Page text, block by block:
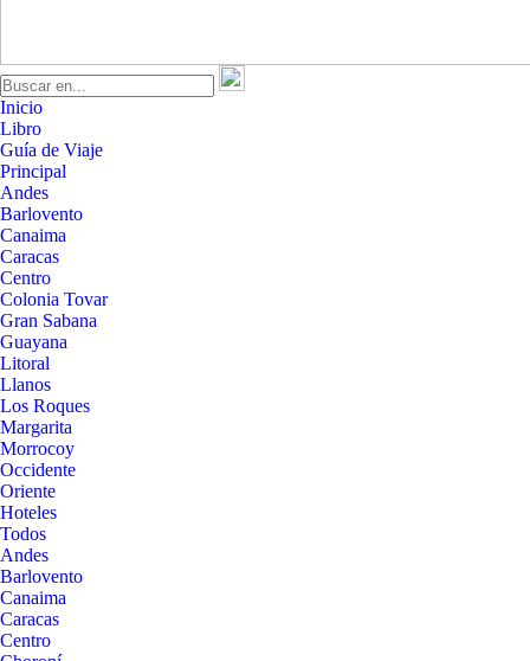
Inicio
Libro
Guía de Viaje
Principal
Andes
Barlovento
Canaima
Caracas
Centro
Colonia Tovar
Gran Sabana
Guayana
Litoral
Llanos
Los Roques
Margarita
Morrocoy
Occidente
Oriente
Hoteles
Todos
Andes
Barlovento
Canaima
Caracas
Centro